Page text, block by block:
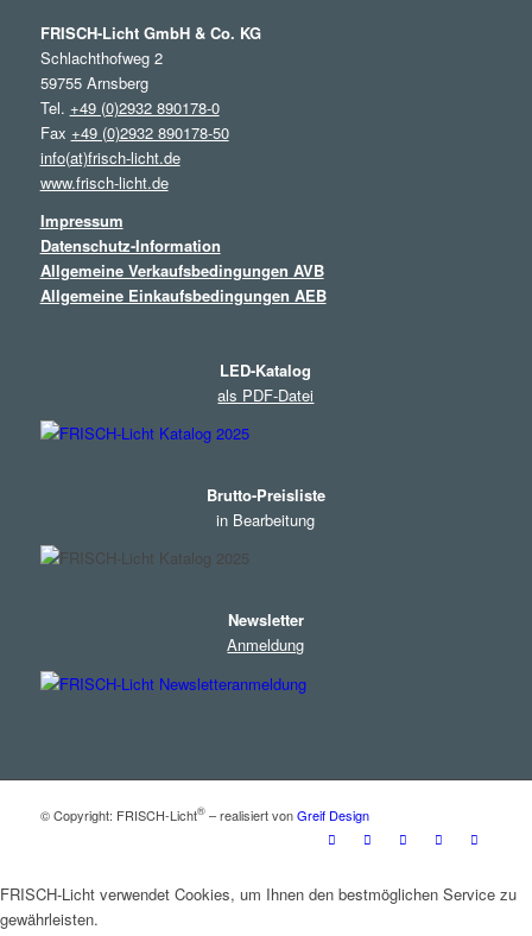
FRISCH-Licht GmbH & Co. KG
Schlachthofweg 2
59755 Arnsberg
Tel. +49 (0)2932 890178-0
Fax +49 (0)2932 890178-50
info(at)frisch-licht.de
www.frisch-licht.de
Impressum
Datenschutz-Information
Allgemeine Verkaufsbedingungen AVB
Allgemeine Einkaufsbedingungen AEB
LED-Katalog
als PDF-Datei
Brutto-Preisliste
in Bearbeitung
Newsletter
Anmeldung
© Copyright: FRISCH-Licht®– realisiert vonGreif Design
FRISCH-Licht verwendet Cookies, um Ihnen den bestmöglichen Service zu
gewährleisten.